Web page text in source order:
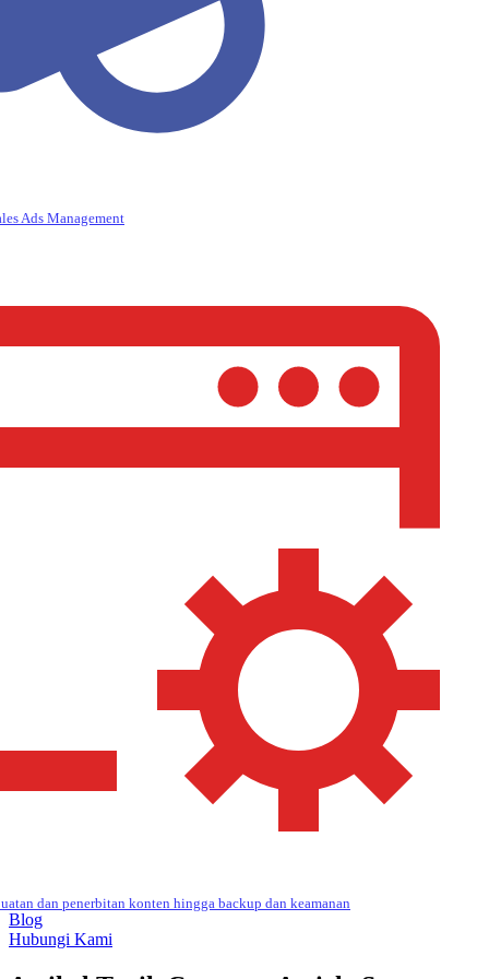
Ads Management
dan penerbitan konten hingga backup dan keamanan
Blog
Hubungi Kami